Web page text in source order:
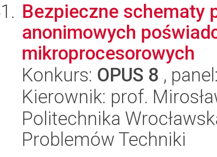
Bezpieczne schematy
anonimowych
mikroprocesorowych
Konkurs: OPUS 8 ,
Kierownik: prof.
Politechnika
Problemów Techniki